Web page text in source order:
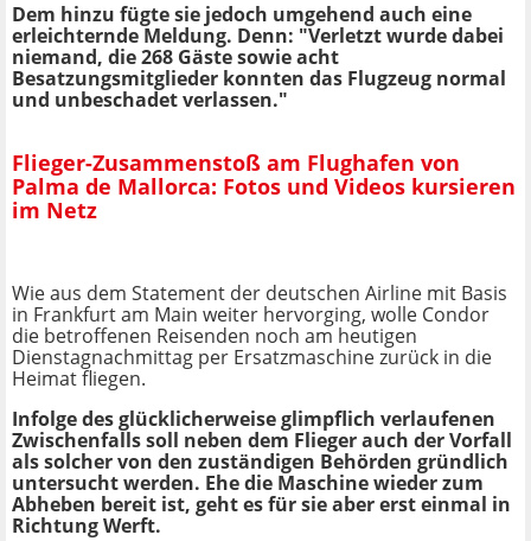
Dem hinzu fügte sie jedoch umgehend auch eine
erleichternde Meldung. Denn: "Verletzt wurde dabei
niemand, die 268 Gäste sowie acht
Besatzungsmitglieder konnten das Flugzeug normal
und unbeschadet verlassen."
Flieger-Zusammenstoß am Flughafen von
Palma de Mallorca: Fotos und Videos kursieren
im Netz
Wie aus dem Statement der deutschen Airline mit Basis
in Frankfurt am Main weiter hervorging, wolle Condor
die betroffenen Reisenden noch am heutigen
Dienstagnachmittag per Ersatzmaschine zurück in die
Heimat fliegen.
Infolge des glücklicherweise glimpflich verlaufenen
Zwischenfalls soll neben dem Flieger auch der Vorfall
als solcher von den zuständigen Behörden gründlich
untersucht werden. Ehe die Maschine wieder zum
Abheben bereit ist, geht es für sie aber erst einmal in
Richtung Werft.